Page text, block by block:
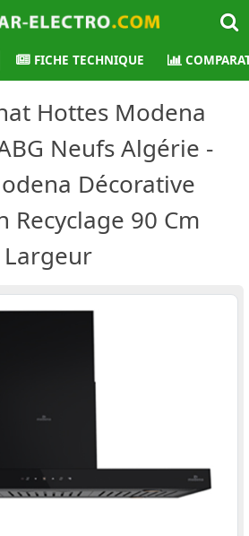
FICHE TECHNIQUE
Hottes Modena
Neufs Algérie -
Décorative
Recyclage 90 Cm
Largeur